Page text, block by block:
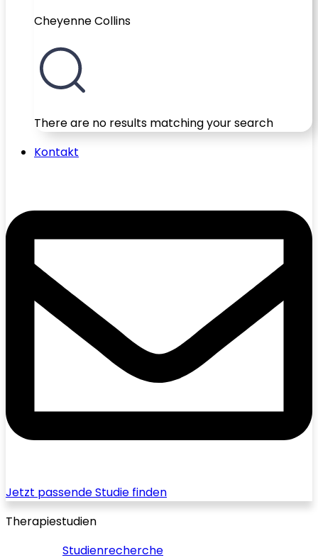
Cheyenne Collins
There are no results matching your search
Kontakt
Jetzt passende Studie finden
Therapiestudien
Studienrecherche